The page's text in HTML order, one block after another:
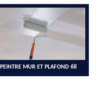
PEINTRE MUR ET PLAFOND 68